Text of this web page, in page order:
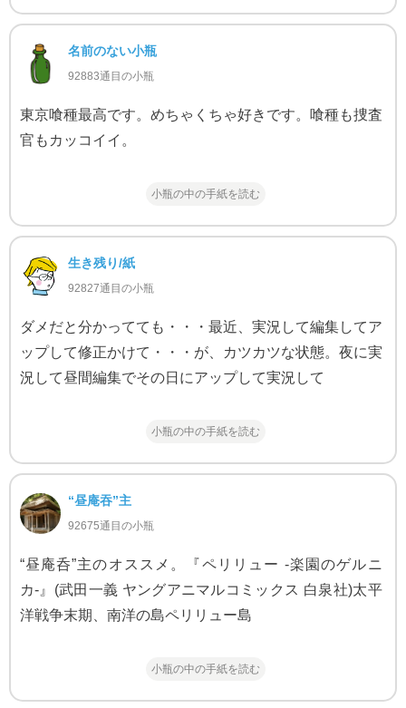
名前のない小瓶
92883通目の小瓶
東京喰種最高です。めちゃくちゃ好きです。喰種も捜査
官もカッコイイ。
小瓶の中の手紙を読む
生き残り/紙
92827通目の小瓶
ダメだと分かってても・・・最近、実況して編集してア
ップして修正かけて・・・が、カツカツな状態。夜に実
況して昼間編集でその日にアップして実況して
小瓶の中の手紙を読む
“昼庵吞”主
92675通目の小瓶
“昼庵呑”主のオススメ。『ペリリュー -楽園のゲルニ
カ-』(武田一義 ヤングアニマルコミックス 白泉社)太平
洋戦争末期、南洋の島ペリリュー島
小瓶の中の手紙を読む